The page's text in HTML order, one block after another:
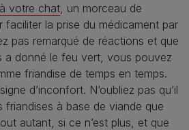
votre chat , un morceau de
la prise du médicament par
pas remarqué de réactions et que
a donné le feu vert, vous pouvez
friandise de temps en temps.
d’inconfort. N’oubliez pas qu’il
friandises à base de viande que
autant, si ce n’est plus, et que